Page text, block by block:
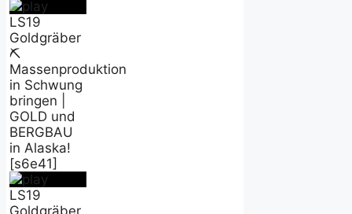
LS19
Goldgräber
⛏️
Massenproduktion
in Schwung
bringen |
GOLD und
BERGBAU
in Alaska!
[s6e41]
LS19